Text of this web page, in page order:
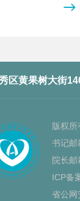

区黄果树大街
版权所
书记邮
院长邮
ICP备
省公网